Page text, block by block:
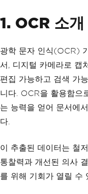
1. OCR 소개
광학 문자 인식(OCR)
서, 디지털 카메라로 캡
편집 가능하고 검색 가
니다. OCR을 활용함으
는 능력을 얻어 문서에
다.
이 추출된 데이터는 철
통찰력과 개선된 의사
를 위해 기회가 열릴 수